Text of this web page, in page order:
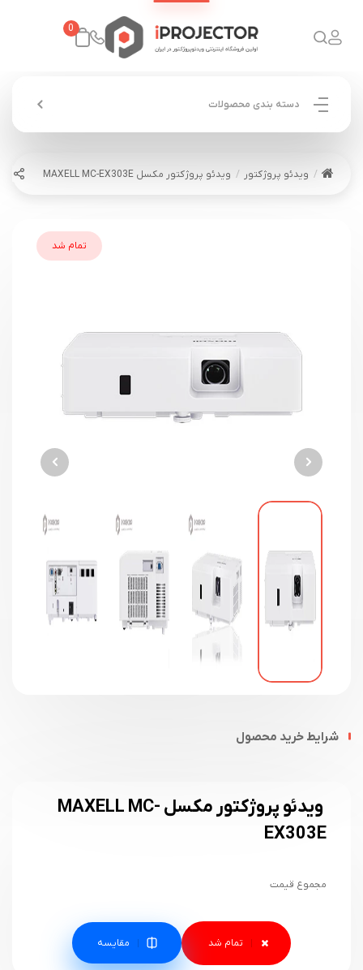
0
دسته بندی محصولات
ویدئو پروژکتور ویدئو پروژکتور مکسل MAXELL MC-EX303E
تمام شد
شرایط خرید محصول
ویدئو پروژکتور مکسل MAXELL MC-
EX303E
مجموع قیمت
مقایسه